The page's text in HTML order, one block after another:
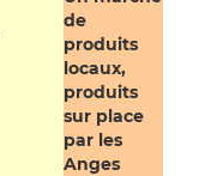
de
produits
locaux,
produits
sur place
par les
Anges